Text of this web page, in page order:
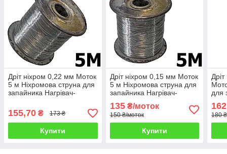
Дріт ніхром 0,22 мм Моток
5 м Ніхромова струна для
запайника Нагрівач-
155,70 ₴ 173 ₴
Купити
Дріт ніхром 0,15 мм Моток
5 м Ніхромова струна для
запайника Нагрівач-
струна Дроту х20н80
135₴/моток
150 ₴/моток
Купити
для
162
180